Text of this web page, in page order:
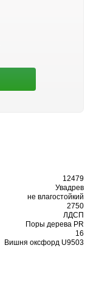
12479
Увадрев
не влагостойкий
2750
ЛДСП
Поры дерева PR
16
Вишня оксфорд U9503